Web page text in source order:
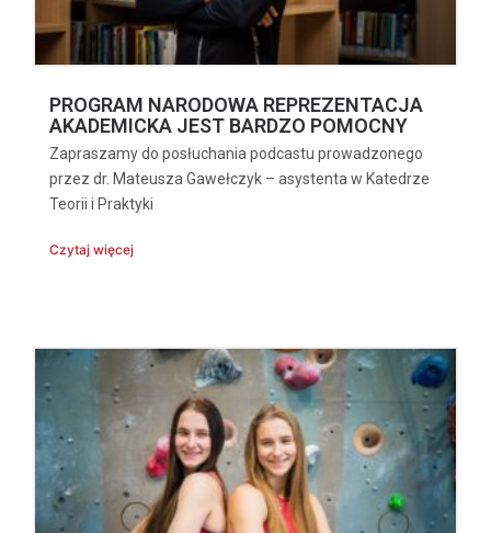
PROGRAM NARODOWA REPREZENTACJA
AKADEMICKA JEST BARDZO POMOCNY
Zapraszamy do posłuchania podcastu prowadzonego
przez dr. Mateusza Gawełczyk – asystenta w Katedrze
Teorii i Praktyki
Czytaj więcej